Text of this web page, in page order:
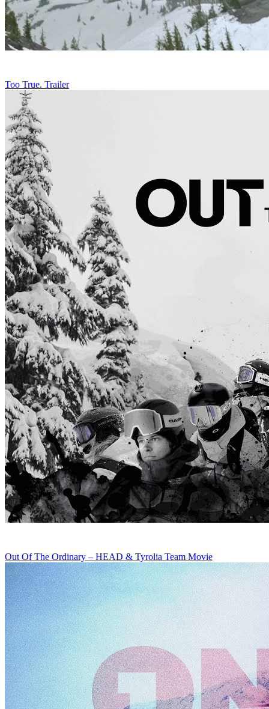
Too True. Trailer
Out Of The Ordinary – HEAD & Tyrolia Team Movie